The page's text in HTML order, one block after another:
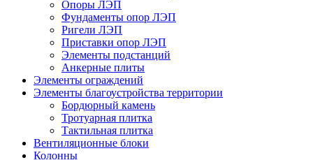
Опоры ЛЭП
Фундаменты опор ЛЭП
Ригели ЛЭП
Приставки опор ЛЭП
Элементы подстанций
Анкерные плиты
Элементы ограждений
Элементы благоустройства территории
Бордюрный камень
Тротуарная плитка
Тактильная плитка
Вентиляционные блоки
Колонны